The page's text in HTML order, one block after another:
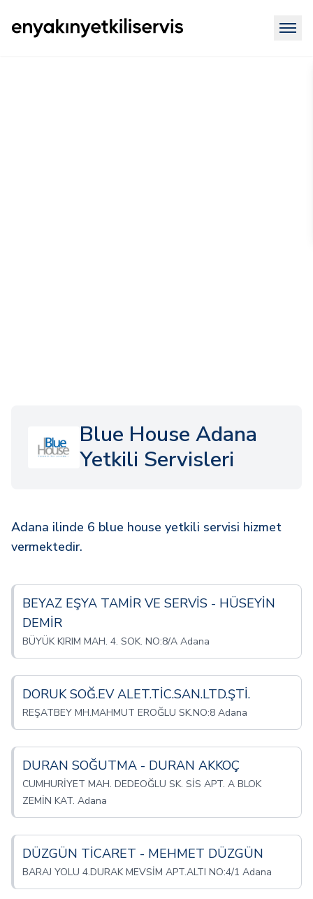
Blue House Adana
Yetkili Servisleri
Adana ilinde 6 blue house yetkili servisi hizmet
vermektedir.
BEYAZ EŞYA TAMİR VE SERVİS - HÜSEYİN
DEMİR
BÜYÜK KIRIM MAH. 4. SOK. NO:8/A Adana
DORUK SOĞ.EV ALET.TİC.SAN.LTD.ŞTİ.
REŞATBEY MH.MAHMUT EROĞLU SK.NO:8 Adana
DURAN SOĞUTMA - DURAN AKKOÇ
CUMHURİYET MAH. DEDEOĞLU SK. SİS APT. A BLOK
ZEMİN KAT. Adana
DÜZGÜN TİCARET - MEHMET DÜZGÜN
BARAJ YOLU 4.DURAK MEVSİM APT.ALTI NO:4/1 Adana